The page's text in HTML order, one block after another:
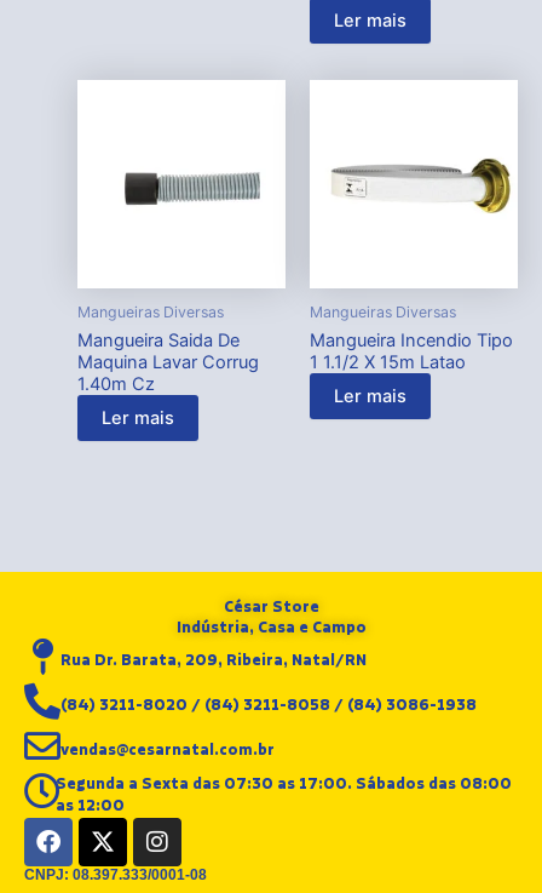
Ler mais
Mangueiras Diversas
Mangueira Saida De
Maquina Lavar Corrug
1.40m Cz
Ler mais
Mangueiras Diversas
Mangueira Incendio Tipo
1 1.1/2 X 15m Latao
Ler mais
César Store
Indústria, Casa e Campo
Rua Dr. Barata, 209, Ribeira, Natal/RN
(84) 3211-8020 / (84) 3211-8058 / (84) 3086-1938
vendas@cesarnatal.com.br
Segunda a Sexta das 07:30 as 17:00. Sábados das 08:00
as 12:00
F
a
c
X
-
t
I
n
s
CNPJ: 08.397.333/0001-08